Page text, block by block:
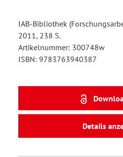
IAB-Bibliothek
2011, 238 S.
Artikelnummer: 300748w
ISBN: 9783763940387
Details